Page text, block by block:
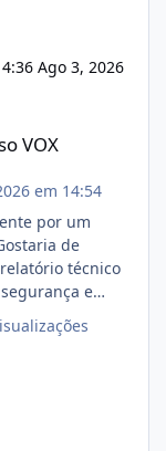
Ago 3, 2026
VOX
em 14:54
por um
de
técnico
e